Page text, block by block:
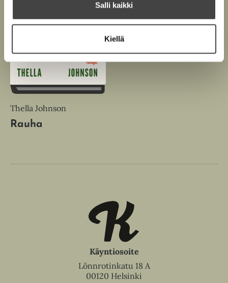
Salli kaikki
Kiellä
Thella Johnson
Rauha
Käyntiosoite
Lönnrotinkatu 18 A
00120 Helsinki